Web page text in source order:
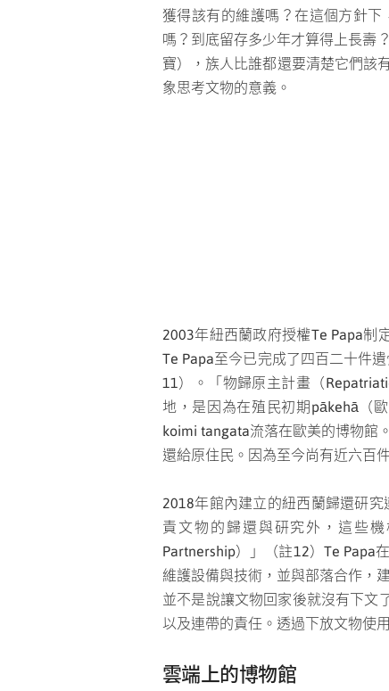
獲得該有的維護嗎？在這個方針
嗎？到底留存多少年才算得上長壽
寶），族人比誰都還要清楚它們該
象思考文物的意義。
2003年紐西蘭政府授權Te Papa制
Te Papa至今已完成了四百二十件
11）。「物歸原主計畫（
地，是因為在殖民初期pākehā（
koimi tangata流落在歐美的博物館
還給原住民。因為至今尚有近六百
2018年館內建立的紐西蘭歸還研
責文物的歸還與研究外，這些
Partnership）」（註12）Te Papa
維護設備與技術，並與部落合作，
並不是說讓文物回家後就沒有下文
以及連帶的責任。透過下放文物使
雲端上的博物館